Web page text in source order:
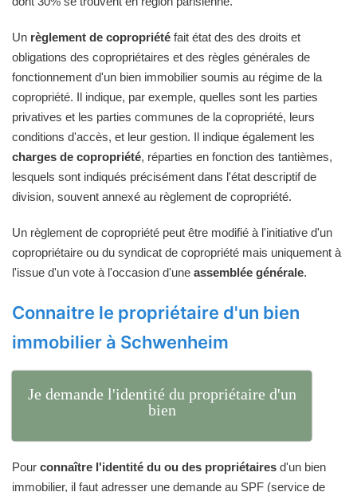
Un règlement de copropriété fait état des des droits et
obligations des copropriétaires et des règles générales de
fonctionnement d'un bien immobilier soumis au régime de la
copropriété. Il indique, par exemple, quelles sont les parties
privatives et les parties communes de la copropriété, leurs
conditions d'accès, et leur gestion. Il indique également les
charges de copropriété, réparties en fonction des tantièmes,
lesquels sont indiqués précisément dans l'état descriptif de
division, souvent annexé au règlement de copropriété.
Un règlement de copropriété peut être modifié à l'initiative d'un
copropriétaire ou du syndicat de copropriété mais uniquement à
l'issue d'un vote à l'occasion d'une assemblée générale.
Connaitre le propriétaire d'un bien
immobilier à Schwenheim
Je demande l'identité du propriétaire d'un
bien
Pour connaître l'identité du ou des propriétaires d'un bien
immobilier, il faut adresser une demande au SPF (service de